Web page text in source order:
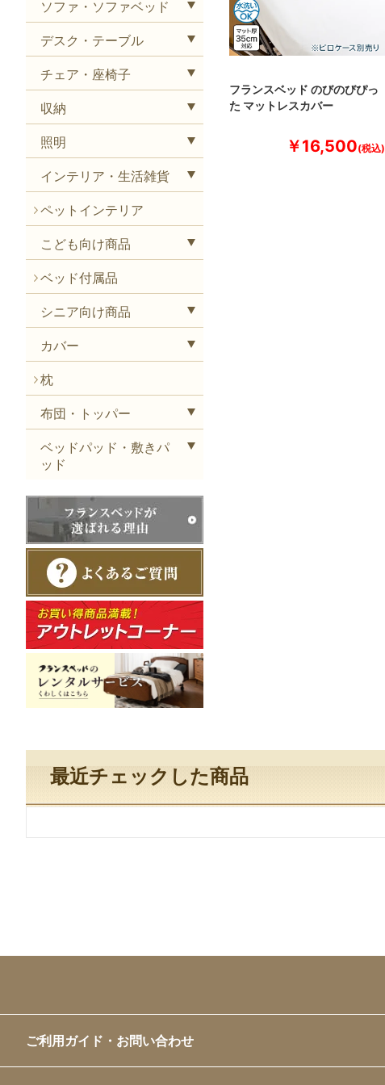
ソファ・ソファベッド
デスク・テーブル
チェア・座椅子
収納
照明
インテリア・生活雑貨
ペットインテリア
こども向け商品
ベッド付属品
シニア向け商品
カバー
枕
布団・トッパー
ベッドパッド・敷きパ
ッド
フランスベッド のびのびぴっ
た マットレスカバー
￥16,500
最近チェックした商品
ご利用ガイド・お問い合わせ